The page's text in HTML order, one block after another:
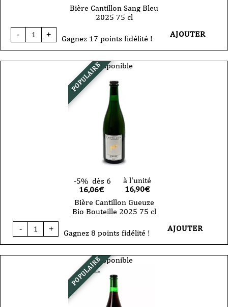
Bière Cantillon Sang Bleu
2025 75 cl
-
quantité
de
Sang
+ Gagnez 17 points fidélité ! AJOUTER
POPULAIREDisponible
-5% dès 6
16,06€
à l'unité
16,90€
Bière Cantillon Gueuze
Bio Bouteille 2025 75 cl
-
quantité
de
Gueuze
+ Gagnez 8 points fidélité ! AJOUTER
POPULAIREDisponible